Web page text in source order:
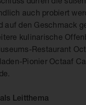
auch probiert
auf den Geschmack
kulinarische
Restaurant
Pionier Octaaf
Leitthema